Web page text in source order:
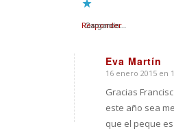
Cargando...
Responder
Eva Martín
Dice:
16 enero 2015 en
Gracias
este año sea
que el peque